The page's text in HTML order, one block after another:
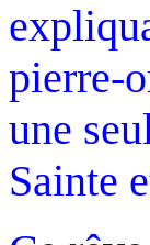
pierre-
une
Sainte